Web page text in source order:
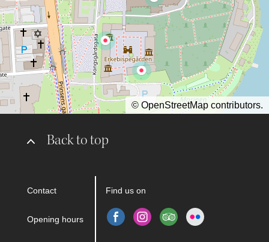
Back to top
Contact
Opening hours
Find us on
© OpenStreetMap contributors.